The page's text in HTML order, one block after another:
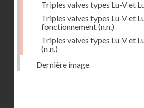
Triples valves types Lu-V et
Triples valves types Lu-V et
fonctionnement(n.n.)
Triples valves types Lu-V et
(n.n.)
Dernière image